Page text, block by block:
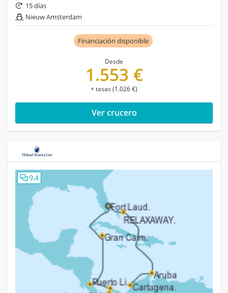
15 días
Nieuw Amsterdam
Financiación disponible
Desde
1.553 €
+ tasas (1.026 €)
Ver crucero
9,4